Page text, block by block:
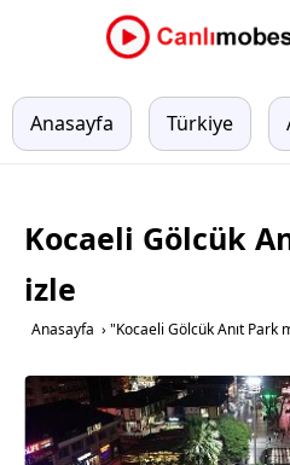
Anasayfa Türkiye
Kocaeli Gölcük
izle
Anasayfa › "Kocaeli Gölcük Anıt Park